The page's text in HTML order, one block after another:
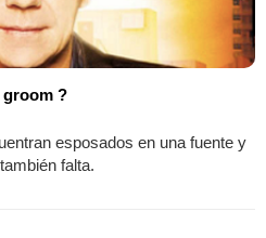
groom ?
esposados ​​en una fuente y
falta.